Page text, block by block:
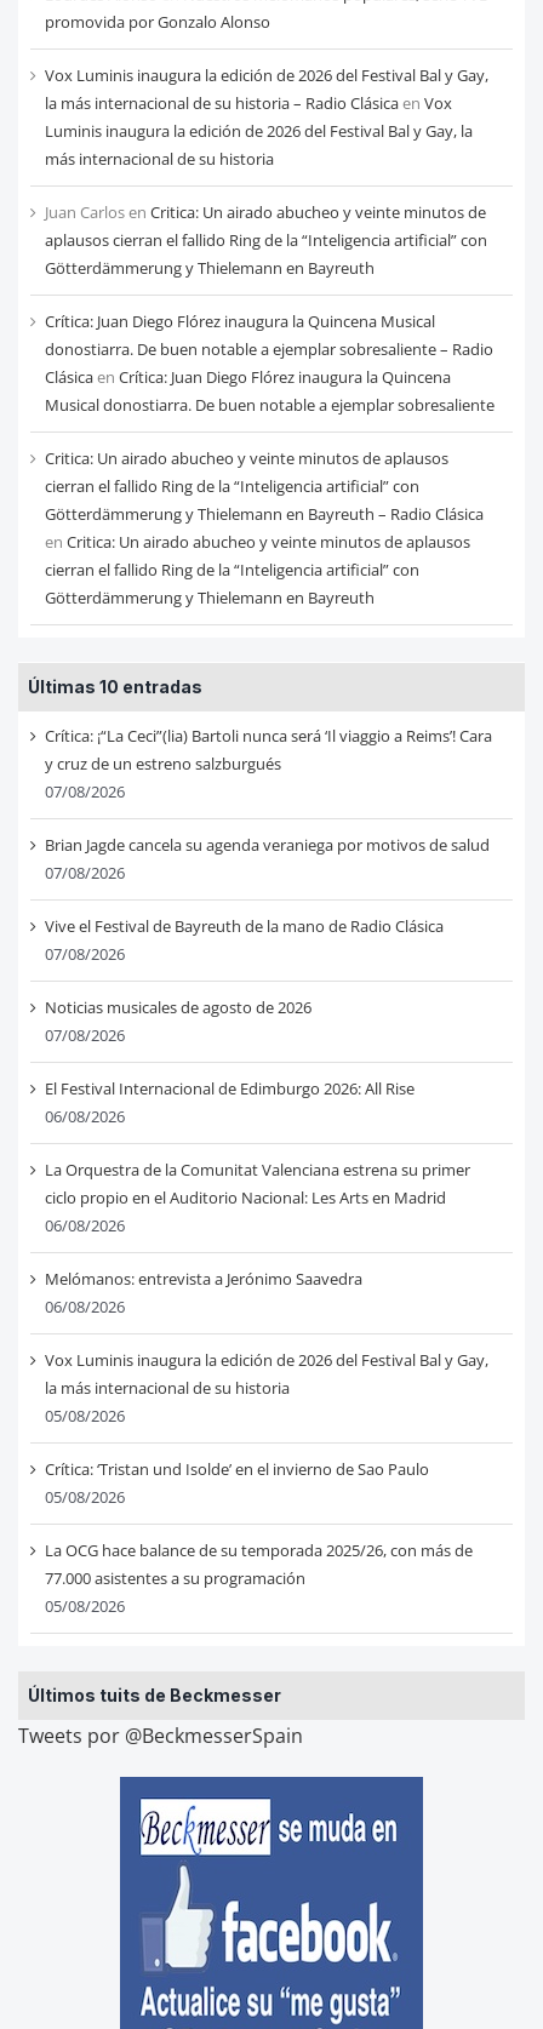
mespromovida por Gonzalo Alonso
Vox Luminis inaugura la edición de 2026 del Festival Bal y Gay,
la más internacional de su historia – Radio Clásicaen Vox
Luminis inaugura la edición de 2026 del Festival Bal y Gay, la
más internacional de su historia
Juan Carlosen Critica: Un airado abucheo y veinte minutos de
aplausos cierran el fallido Ring de la “Inteligencia artificial” con
Götterdämmerung y Thielemann en Bayreuth
Crítica: Juan Diego Flórez inaugura la Quincena Musical
donostiarra. De buen notable a ejemplar sobresaliente – Radio
Clásicaen Crítica: Juan Diego Flórez inaugura la Quincena
Musical donostiarra. De buen notable a ejemplar sobresaliente
Critica: Un airado abucheo y veinte minutos de aplausos
cierran el fallido Ring de la “Inteligencia artificial” con
Götterdämmerung y Thielemann en Bayreuth – Radio Clásica
en Critica: Un airado abucheo y veinte minutos de aplausos
cierran el fallido Ring de la “Inteligencia artificial” con
Götterdämmerung y Thielemann en Bayreuth
Últimas 10 entradas
Crítica: ¡“La Ceci”(lia) Bartoli nunca será ‘Il viaggio a Reims’! Cara
y cruz de un estreno salzburgués
07/08/2026
Brian Jagde cancela su agenda veraniega por motivos de salud
07/08/2026
Vive el Festival de Bayreuth de la mano de Radio Clásica
07/08/2026
Noticias musicales de agosto de 2026
07/08/2026
El Festival Internacional de Edimburgo 2026: All Rise
06/08/2026
La Orquestra de la Comunitat Valenciana estrena su primer
ciclo propio en el Auditorio Nacional: Les Arts en Madrid
06/08/2026
Melómanos: entrevista a Jerónimo Saavedra
06/08/2026
Vox Luminis inaugura la edición de 2026 del Festival Bal y Gay,
la más internacional de su historia
05/08/2026
Crítica: ‘Tristan und Isolde’ en el invierno de Sao Paulo
05/08/2026
La OCG hace balance de su temporada 2025/26, con más de
77.000 asistentes a su programación
05/08/2026
Últimos tuits de Beckmesser
Tweets por @BeckmesserSpain